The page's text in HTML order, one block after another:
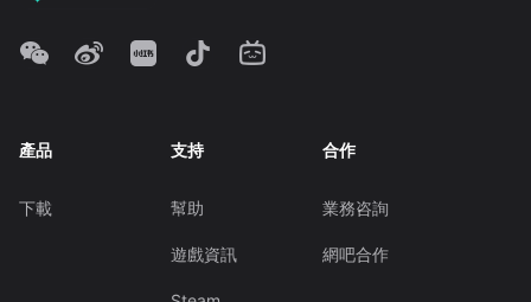
產品
下載
支持
幫助
遊戲資訊
合作
業務咨詢
網吧合作